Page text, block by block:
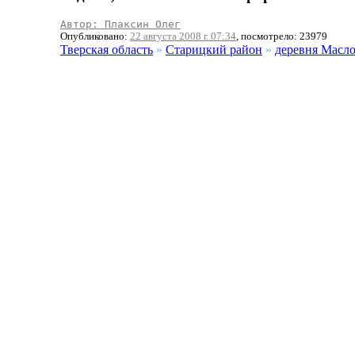
Автор: Плаксин Олег
Опубликовано: 22 августа 2008 г. 07:34, посмотрело: 23979
Тверская область » Старицкий район » деревня